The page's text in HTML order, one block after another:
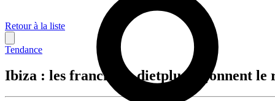
Retour à la liste
Tendance
Ibiza : les franchisés dietplus façonnent le